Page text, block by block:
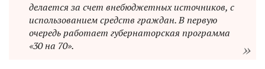
делается за счет внебюджетных источников, с
использованием средств граждан. В первую
очередь работает губернаторская программа
«30 на 70».